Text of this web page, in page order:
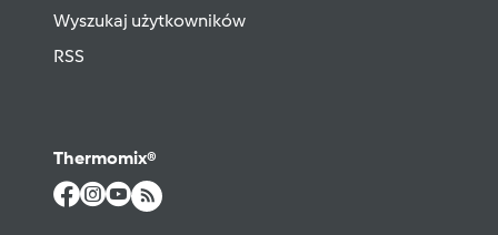
Wyszukaj użytkowników
RSS
Thermomix®